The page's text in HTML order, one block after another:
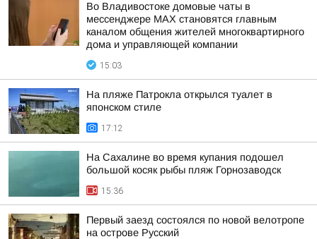
Во Владивостоке домовые чаты в
мессенджере МАХ становятся главным
каналом общения жителей многоквартирного
дома и управляющей компании
15:03
На пляже Патрокла открылся туалет в
японском стиле
17:12
На Сахалине во время купания подошел
большой косяк рыбы пляж Горнозаводск
15:36
Первый заезд состоялся по новой велотропе
на острове Русский